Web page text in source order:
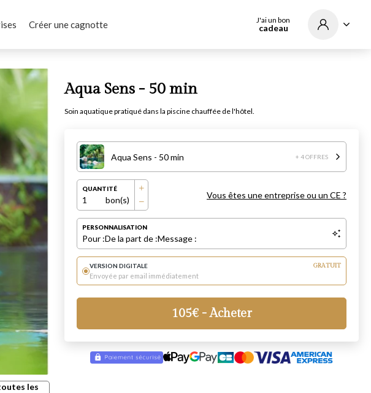
Créer une cagnotte J'ai un bon
cadeau
les
Aqua Sens - 50 min
Soin aquatique pratiqué dans la piscine chauffée de l'hôtel.
Aqua Sens - 50 min + 4 OFFRES
QUANTITÉ
1 bon(s) Vous êtes une entreprise ou un CE ?
PERSONNALISATION
Pour :De la part de :Message :
VERSION DIGITALE GRATUIT
Envoyée par email immédiatement
105€- Acheter